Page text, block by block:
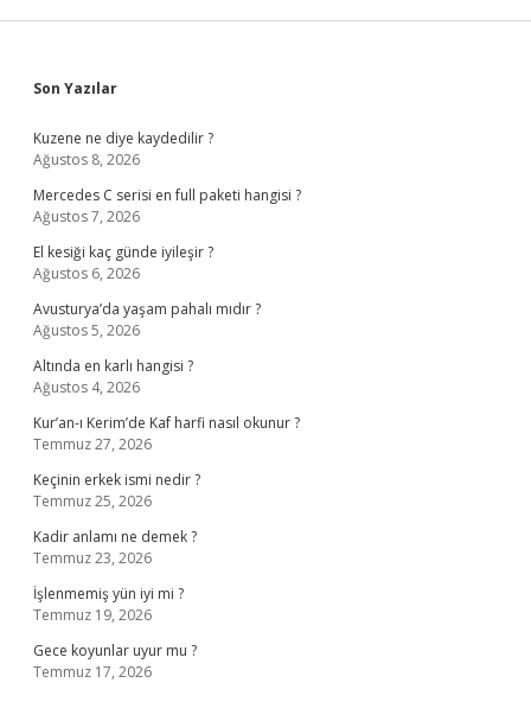
Sidebar
Son Yazılar
Kuzene ne diye kaydedilir ?
Ağustos 8, 2026
Mercedes C serisi en full paketi hangisi ?
Ağustos 7, 2026
El kesiği kaç günde iyileşir ?
Ağustos 6, 2026
Avusturya’da yaşam pahalı mıdır ?
Ağustos 5, 2026
Altında en karlı hangisi ?
Ağustos 4, 2026
Kur’an-ı Kerim’de Kaf harfi nasıl okunur ?
Temmuz 27, 2026
Keçinin erkek ismi nedir ?
Temmuz 25, 2026
Kadir anlamı ne demek ?
Temmuz 23, 2026
İşlenmemiş yün iyi mi ?
Temmuz 19, 2026
Gece koyunlar uyur mu ?
Temmuz 17, 2026